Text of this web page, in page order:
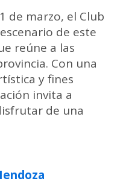
de marzo, el Club
de este
reúne a las
Con una
y fines
invita a
de una